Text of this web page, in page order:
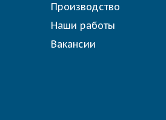
Производство
Наши работы
Вакансии